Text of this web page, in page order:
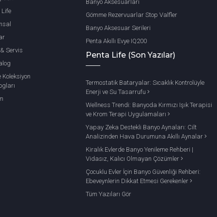
çöp kovaları gibi tamamlayıcı ürünler.
modern banyo tasarımına mükemmel uyum sağlar.
Bu sayede neme, korozyona ve kararmaya karşı
ve pratikliği bir arada sunarak banyo deneyiminizi
tasarımına uyum sağlayacak şekilde çeşitli montaj
gibi farklı montaj seçenekleri bulunmaktadır.
Life
Servis
Koleksiyon
Banyo Aksesuarları
Gömme Rezervuarlar Stop Valfler
Banyo Aksesuar Serileri
Penta Akıllı Evye IQ200
Penta Life (Son Yazılar)
Termostatik Bataryalar: Sıcaklık Kontrolüyle
Enerji ve Su Tasarrufu
Wellness Trendi: Banyoda Kırmızı Işık Terapisi
ve Krom Terapi Uygulamaları
Yapay Zeka Destekli Banyo Aynaları: Cilt
Analizinden Hava Durumuna Akıllı Aynalar
Kiralık Evlerde Banyo Yenileme Rehberi |
Vidasız, Kalıcı Olmayan Çözümler
Çocuklu Evler İçin Banyo Güvenliği Rehberi:
Ebeveynlerin Dikkat Etmesi Gerekenler
Tüm Yazıları Gör